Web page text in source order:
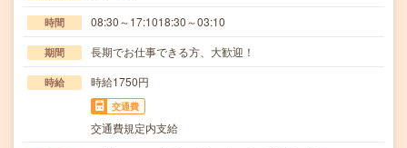
時間 08:30～17:1018:30～03:10
期間 長期でお仕事できる方、大歓迎！
時給 時給1750円
交通費
交通費規定内支給